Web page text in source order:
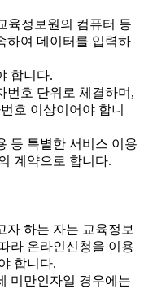
육정보원의 컴퓨터 등
하여 데이터를 입력하
합니다.
호 단위로 체결하며,
호 이상이어야 합니
등 특별한 서비스 이용
계약으로 합니다.
하는 자는 교육정보
라 온라인신청을 이용
합니다.
미만인자일 경우에는